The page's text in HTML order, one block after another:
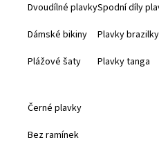
Dvoudílné plavky
Dámské bikiny
Plážové šaty
Spodní díly
Plavky brazilky
Plavky tanga
Černé plavky
Bez ramínek